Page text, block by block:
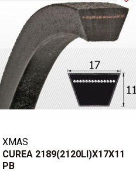
XMAS
CUREA 2189(2120LI)X17X11
PB